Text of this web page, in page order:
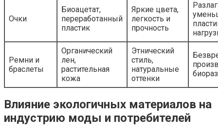
Очки
Биоацетат,
переработанный
пластик
Яркие цвета,
легкость и
прочность
Ремни и
браслеты
Органический
лен,
растительная
кожа
Этнический
стиль,
натуральные
оттенки
Влияние экологичных материалов на
индустрию моды и потребителей